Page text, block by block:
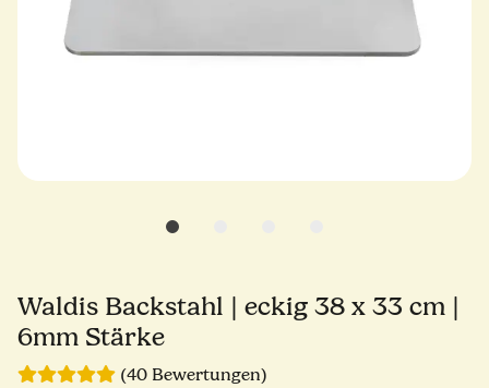
Waldis Backstahl | eckig 38 x 33 cm |
6mm Stärke
(40 Bewertungen)